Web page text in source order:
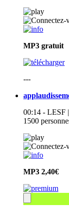
MP3 gratuit
---
00:14 - LESF
1500
MP3 2,40€